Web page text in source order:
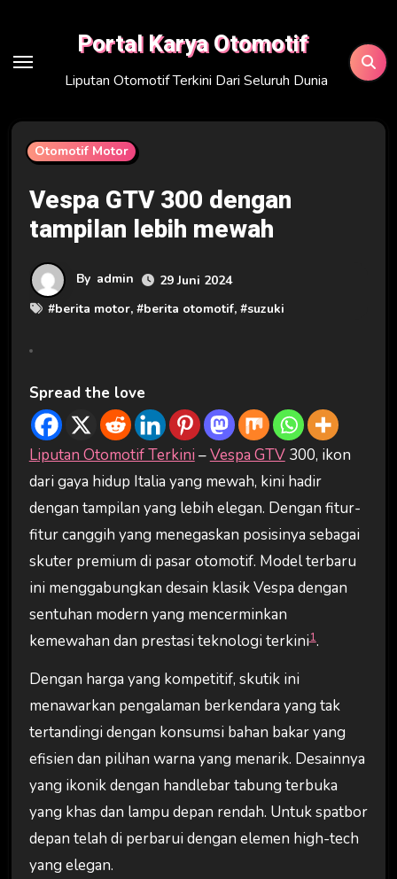
content
Portal Karya Otomotif
Liputan Otomotif Terkini Dari Seluruh Dunia
Otomotif Motor
Vespa GTV 300 dengan
tampilan lebih mewah
By admin
29 Juni 2024
#berita motor, #berita otomotif, #suzuki
Spread the love
Liputan Otomotif Terkini–Vespa GTV300, ikon
dari gaya hidup Italia yang mewah, kini hadir
dengan tampilan yang lebih elegan. Dengan fitur-
fitur canggih yang menegaskan posisinya sebagai
skuter premium di pasar otomotif. Model terbaru
ini menggabungkan desain klasik Vespa dengan
sentuhan modern yang mencerminkan
kemewahan dan prestasi teknologi terkini1.
Dengan harga yang kompetitif, skutik ini
menawarkan pengalaman berkendara yang tak
tertandingi dengan konsumsi bahan bakar yang
efisien dan pilihan warna yang menarik. Desainnya
yang ikonik dengan handlebar tabung terbuka
yang khas dan lampu depan rendah. Untuk spatbor
depan telah di perbarui dengan elemen high-tech
yang elegan.